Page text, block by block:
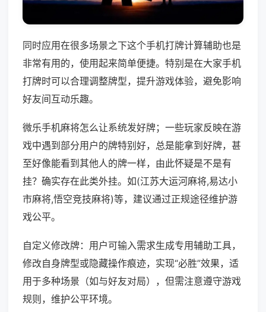
同时应用在很多场景之下这个手机打牌计算辅助也是
非常有用的，使用起来简单便捷。特别是在大家手机
打牌时可以合理调整牌型，提升游戏体验，避免影响
好友间互动乐趣。
微乐手机麻将怎么让系统发好牌；一些玩家反映在游
戏中遇到部分用户的牌特别好，总是能拿到好牌，甚
至好像能看到其他人的牌一样，由此怀疑是不是有
挂？确实存在此类外挂。如(江苏大运河麻将,易达小
市麻将,悟空竞技麻将)等，建议通过正规途径维护游
戏公平。
自定义修改牌：用户可输入需求生成专用辅助工具，
修改自身牌型或隐藏操作痕迹，实现“必胜”效果，适
用于多种场景（如与好友对局），但需注意遵守游戏
规则，维护公平环境。